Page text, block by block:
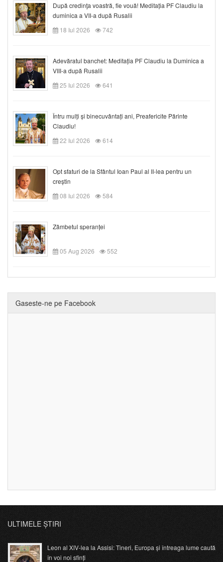
După credinţa voastră, fie vouă! Meditația PF Claudiu la
duminica a VII-a după Rusalii
18 Iul 2026
742
Adevăratul banchet: Meditația PF Claudiu la Duminica a
VIII-a după Rusalii
25 Iul 2026
641
Întru mulți și binecuvântați ani, Preafericite Părinte
Claudiu!
22 Iul 2026
614
Opt sfaturi de la Sfântul Ioan Paul al II-lea pentru un
creștin
08 Iul 2026
584
Zâmbetul speranței
05 Aug 2026 552
Gaseste-ne pe Facebook
ULTIMELE ȘTIRI
Leon al XIV-lea la Assisi: Tineri, Europa și întreaga lume caută
în voi noi sfinți